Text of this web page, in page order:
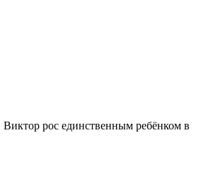
рос единственным ребёнком в